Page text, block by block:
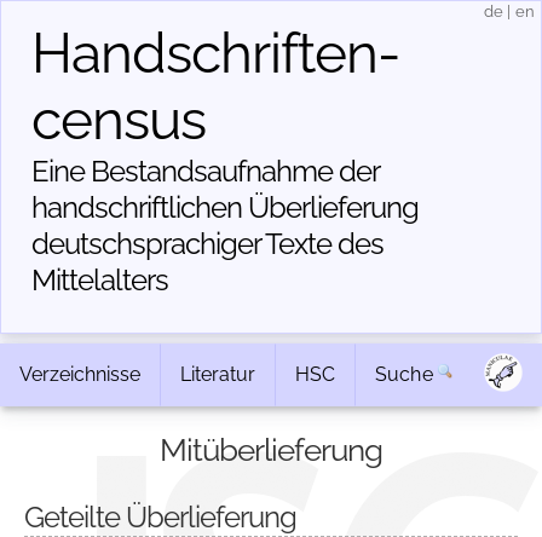
Handschriften­
census
Eine Bestandsaufnahme der
handschriftlichen Über­lieferung
deutschsprachiger Texte des
Mittelalters
de en
Verzeichnisse Literatur HSC Suche
Mitüberlieferung
Geteilte Überlieferung